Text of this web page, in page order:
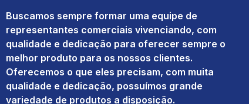
Buscamos sempre formar uma equipe de
representantes comerciais vivenciando, com
qualidade e dedicação para oferecer sempre o
melhor produto para os nossos clientes.
Oferecemos o que eles precisam, com muita
qualidade e dedicação, possuímos grande
variedade de produtos a disposição.